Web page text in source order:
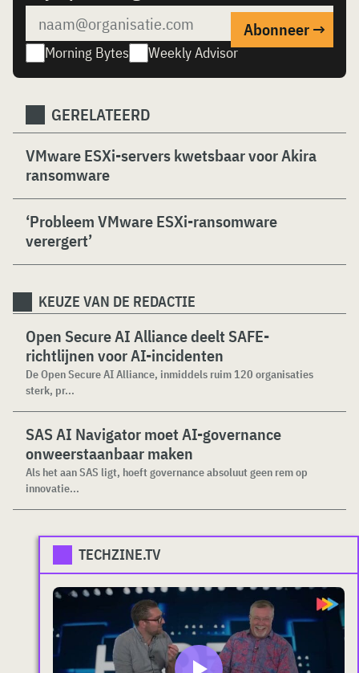
Morning Bytes Weekly Advisor
GERELATEERD
VMware ESXi-servers kwetsbaar voor Akira
ransomware
‘Probleem VMware ESXi-ransomware
verergert’
KEUZE VAN DE REDACTIE
Open Secure AI Alliance deelt SAFE-
richtlijnen voor AI-incidenten
De Open Secure AI Alliance, inmiddels ruim 120 organisaties
sterk, pr...
SAS AI Navigator moet AI-governance
onweerstaanbaar maken
Als het aan SAS ligt, hoeft governance absoluut geen rem op
innovatie...
TECHZINE.TV